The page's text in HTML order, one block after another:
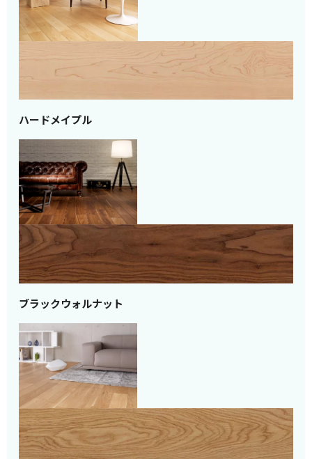
ハードメイプル
ブラックウォルナット